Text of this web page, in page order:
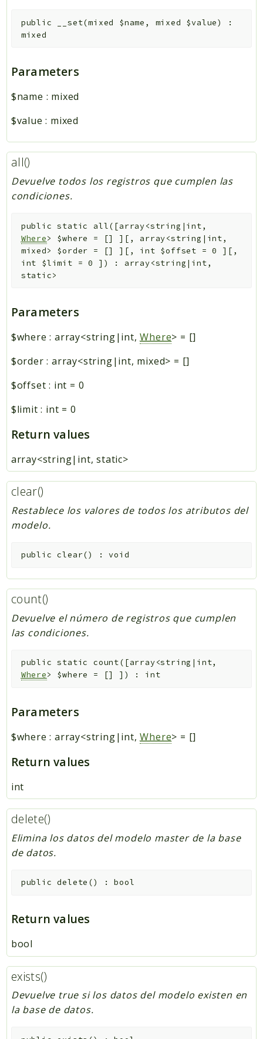
public __set(mixed $name , mixed $value)
:
mixed
Parameters
$name : mixed
$value : mixed
all()
Devuelve todos los registros que cumplen las
condiciones.
public static all( [array<string|int,
Where> $where = [] ] [ , array<string|int,
mixed> $order = [] ] [ , int $offset =0 ] [ ,
int $limit =0 ] ) : array<string|int,
static>
Parameters
$where : array<string|int,Where> = []
$order : array<string|int, mixed> = []
$offset : int = 0
$limit : int = 0
Return values
array<string|int, static>
clear()
Restablece los valores de todos los atributos del
modelo.
public clear() :void
count()
Devuelve el número de registros que cumplen
las condiciones.
public static count( [array<string|int,
Where> $where = [] ] ) : int
Parameters
$where : array<string|int,Where> = []
Return values
int
delete()
Elimina los datos del modelo master de la base
de datos.
public delete () :bool
Return values
bool
exists()
Devuelve true si los datos del modelo existen en
la base de datos.